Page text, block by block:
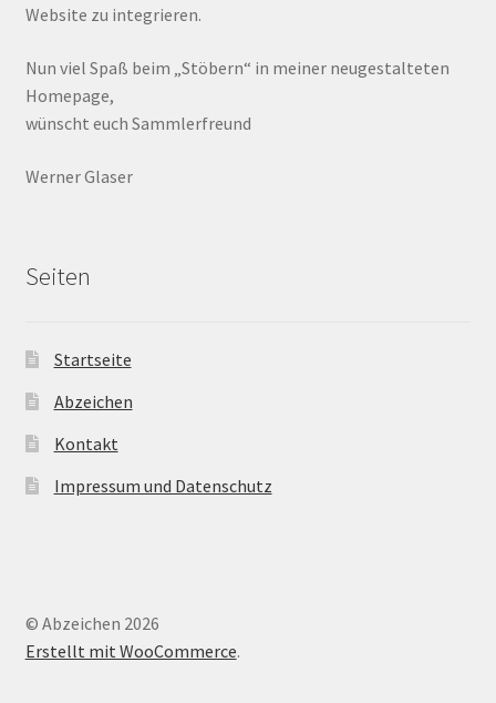
Website zu integrieren.
Nun viel Spaß beim „Stöbern“ in meiner neugestalteten
Homepage,
wünscht euch Sammlerfreund
Werner Glaser
Seiten
Startseite
Abzeichen
Kontakt
Impressum und Datenschutz
© Abzeichen 2026
Erstellt mit WooCommerce.